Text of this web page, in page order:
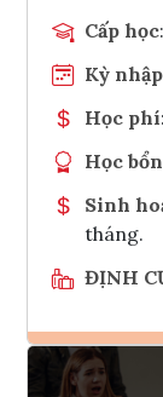
Cấp học:
Kỳ
Học phí:
Học
Sinh
tháng.
ĐỊNH